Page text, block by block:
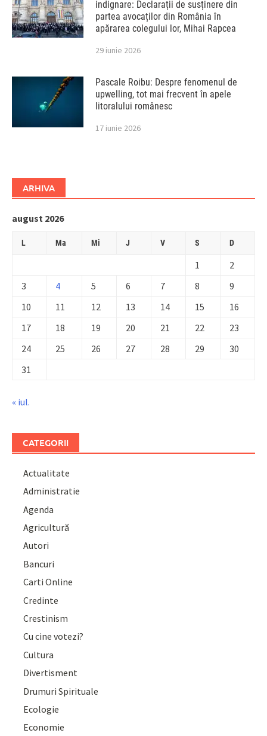
indignare: Declarații de susținere din
partea avocaților din România în
apărarea colegului lor, Mihai Rapcea
29 iunie 2026
Pascale Roibu: Despre fenomenul de
upwelling, tot mai frecvent în apele
litoralului românesc
17 iunie 2026
ARHIVA
august 2026
L Ma Mi J V S D
1
2
3
4 5 6 7 8
9
10
11 12 13 14 15
16
17
18 19 20 21 22
23
24
25 26 27 28 29
30
31
« iul.
CATEGORII
Actualitate
Administratie
Agenda
Agricultură
Autori
Bancuri
Carti Online
Credinte
Crestinism
Cu cine votezi?
Cultura
Divertisment
Drumuri Spirituale
Ecologie
Economie